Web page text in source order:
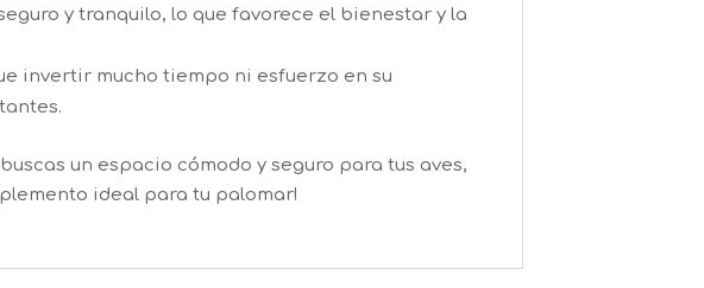
y tranquilo, lo que favorece el bienestar y la
invertir mucho tiempo ni esfuerzo en su
un espacio cómodo y seguro para tus aves,
ideal para tu palomar!